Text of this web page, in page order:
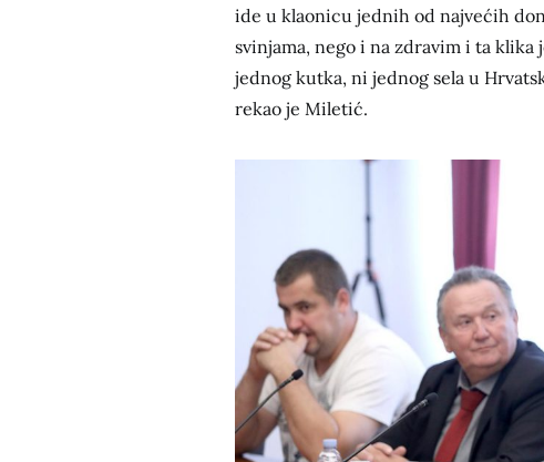
ide u klaonicu jednih od najvećih
svinjama, nego i na zdravim i ta
jednog kutka, ni jednog sela u
rekao je Miletić.